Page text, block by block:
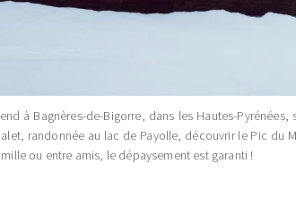
à Bagnères-de-Bigorre, dans les Hautes-
randonnée au lac de Payolle, découvrir le Pic
ou entre amis, le dépaysement est garanti !